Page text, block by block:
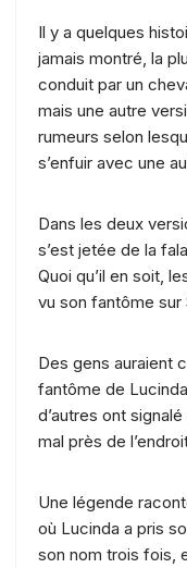
Il y a quelques
jamais montré, la
conduit par un
mais une autre
rumeurs selon
s’enfuir avec une
Dans les deux
s’est jetée de la
Quoi qu’il en soit,
vu son fantôme sur
Des gens auraient
fantôme de
d’autres ont
mal près de
Une légende
où Lucinda a pris
son nom trois fois,